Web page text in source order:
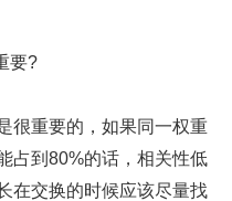
要?
重要的，如果同一权重
占到80%的话，相关性低
在交换的时候应该尽量找